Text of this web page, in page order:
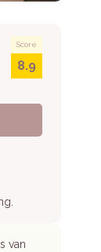
Score
8.9
van